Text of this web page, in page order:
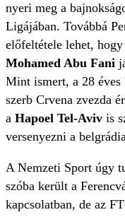
nyeri meg a
Ligájában. Továbbá
előfeltétele lehet,
Mohamed Abu Fani
Mint ismert, a 28 éves
szerb Crvena zvezda
a Hapoel Tel-Aviv is
versenyezni a
A Nemzeti Sport úgy
szóba került a
kapcsolatban, de az